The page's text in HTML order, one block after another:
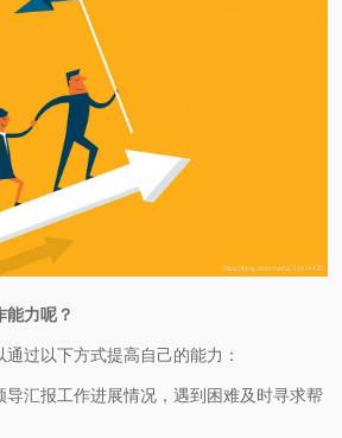
能力呢？
过以下方式提高自己的能力：
导汇报工作进展情况，遇到困难及时寻求帮